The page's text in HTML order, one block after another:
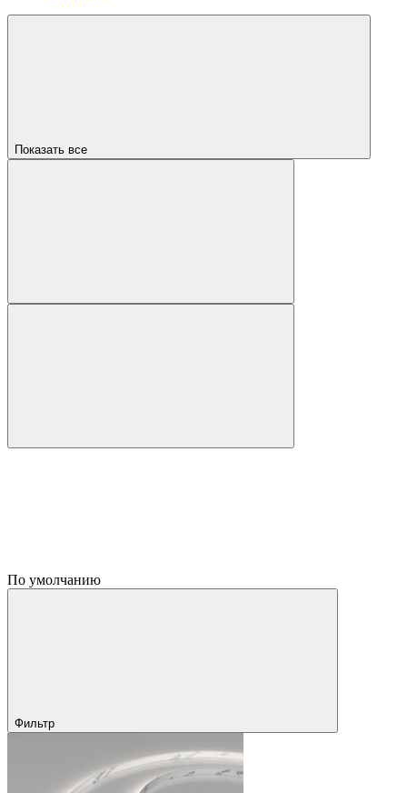
Показать все
По умолчанию
Фильтр